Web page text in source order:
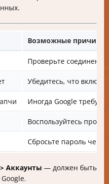
Возможные причины
Проверьте
Убедитесь, что
Иногда Google
Воспользуйтесь
Сбросьте пароль
Аккаунты — должен быть